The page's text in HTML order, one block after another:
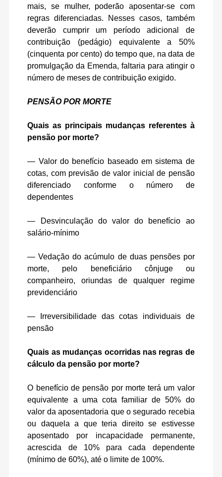
mais, se mulher, poderão aposentar-se com
regras diferenciadas. Nesses casos, também
deverão cumprir um período adicional de
contribuição (pedágio) equivalente a 50%
(cinquenta por cento) do tempo que, na data de
promulgação da Emenda, faltaria para atingir o
número de meses de contribuição exigido.
PENSÃO POR MORTE
Quais as principais mudanças referentes à
pensão por morte?
— Valor do benefício baseado em sistema de
cotas, com previsão de valor inicial de pensão
diferenciado conforme o número de
dependentes
— Desvinculação do valor do benefício ao
salário-mínimo
— Vedação do acúmulo de duas pensões por
morte, pelo beneficiário cônjuge ou
companheiro, oriundas de qualquer regime
previdenciário
— Irreversibilidade das cotas individuais de
pensão
Quais as mudanças ocorridas nas regras de
cálculo da pensão por morte?
O benefício de pensão por morte terá um valor
equivalente a uma cota familiar de 50% do
valor da aposentadoria que o segurado recebia
ou daquela a que teria direito se estivesse
aposentado por incapacidade permanente,
acrescida de 10% para cada dependente
(mínimo de 60%), até o limite de 100%.